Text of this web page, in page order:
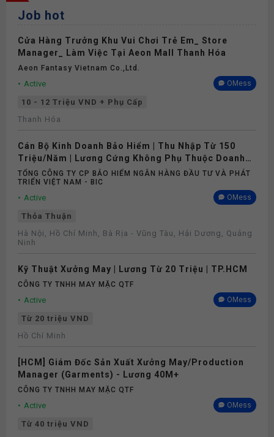
Job hot
Cửa Hàng Trưởng Khu Vui Chơi Trẻ Em_ Store
Manager_ Làm Việc Tại Aeon Mall Thanh Hóa
Aeon Fantasy Vietnam Co.,ltd.
Active OMess
10 - 12 Triệu VND + Phụ Cấp
Thanh Hóa
Cán Bộ Kinh Doanh Bảo Hiểm | Thu Nhập Từ 150
Triệu/Năm | Lương Cứng Không Phụ Thuộc Doanh
Số
TỔNG CÔNG TY CP BẢO HIỂM NGÂN HÀNG ĐẦU TƯ VÀ PHÁT
TRIỂN VIỆT NAM - BIC
Active OMess
Thỏa Thuận
Hà Nội, Hồ Chí Minh, Bà Rịa - Vũng Tàu, Hải Dương, Quảng
Ninh
Kỹ Thuật Xưởng May | Lương Từ 20 Triệu | TP.HCM
CÔNG TY TNHH MAY MẶC QTF
Active OMess
Từ 20 triệu VND
Hồ Chí Minh
[HCM] Giám Đốc Sản Xuất Xưởng May/Production
Manager (Garments) - Lương 40M+
CÔNG TY TNHH MAY MẶC QTF
Active OMess
Từ 40 triệu VND